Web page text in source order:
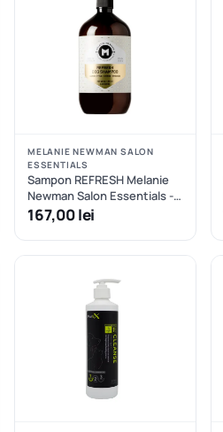
MELANIE NEWMAN SALON
ESSENTIALS
Sampon REFRESH Melanie
Newman Salon Essentials -
500 ml
167,00 lei